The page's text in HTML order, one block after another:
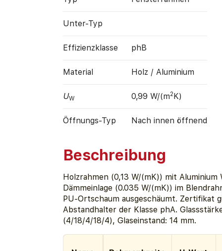
Unter-Typ
Effizienz­klasse phB
Material Holz / Aluminium
UW 0,99 W/(m2K)
Öffnungs-Typ Nach innen öffnend
Beschreibung
Holzrahmen (0,13 W/(mK)) mit
Dämmeinlage (0.035 W/(mK)) im
PU-Ortschaum ausgeschäumt. Zertifikat
Abstandhalter der Klasse phA.
(4/18/4/18/4), Glaseinstand: 14 mm.